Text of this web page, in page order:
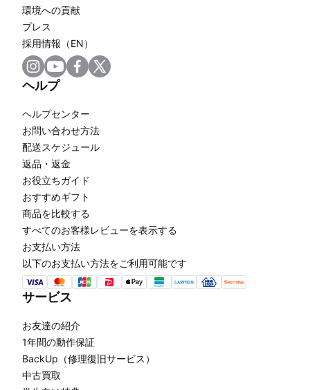
環境への貢献
プレス
採用情報（EN）
ヘルプ
ヘルプセンター
お問い合わせ方法
配送スケジュール
返品・返金
お役立ちガイド
おすすめギフト
商品を比較する
すべてのお客様レビューを表示する
お支払い方法
以下のお支払い方法をご利用可能です
サービス
お友達の紹介
1年間の動作保証
BackUp（修理復旧サービス）
中古買取